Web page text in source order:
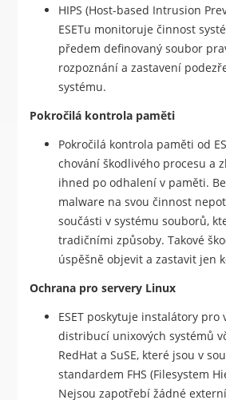
HIPS (Host-based Intrusion
ESETu monitoruje činnost
předem definovaný soubor
rozpoznání a zastavení
systému.
Pokročilá kontrola paměti
Pokročilá kontrola paměti od
chování škodlivého procesu a
ihned po odhalení v paměti.
malware na svou činnost
součásti v systému souborů,
tradičními způsoby. Takové
úspěšně objevit a zastavit jen
Ochrana pro servery Linux
ESET poskytuje instalátory
distribucí unixových systémů
RedHat a SuSE, které jsou v
standardem FHS (Filesystem
Nejsou zapotřebí žádné